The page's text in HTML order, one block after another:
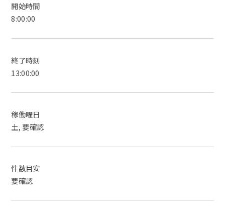
開始時間
8:00:00
終了時刻
13:00:00
稼働曜日
土, 要確認
件数目安
要確認